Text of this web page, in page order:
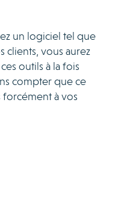
un logiciel tel que
clients, vous aurez
outils à la fois
compter que ce
à vos